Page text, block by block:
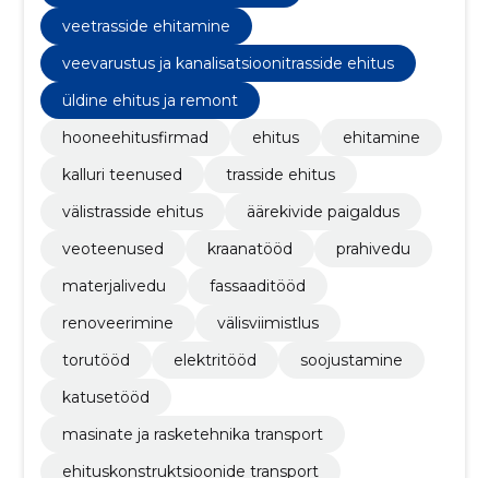
veetrasside ehitamine
veevarustus ja kanalisatsioonitrasside ehitus
üldine ehitus ja remont
hooneehitusfirmad
ehitus
ehitamine
kalluri teenused
trasside ehitus
välistrasside ehitus
äärekivide paigaldus
veoteenused
kraanatööd
prahivedu
materjalivedu
fassaaditööd
renoveerimine
välisviimistlus
torutööd
elektritööd
soojustamine
katusetööd
masinate ja rasketehnika transport
ehituskonstruktsioonide transport